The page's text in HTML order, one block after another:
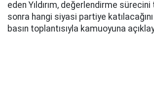
eden Yıldırım, değerlendirme
sonra hangi siyasi partiye
basın toplantısıyla kamuoyuna